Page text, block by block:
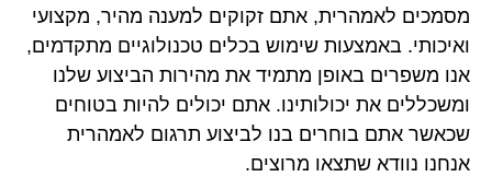
מסמכים לאמהרית, אתם זקוקים למענה מהיר, מקצועי
ואיכותי. באמצעות שימוש בכלים טכנולוגיים מתקדמים,
אנו משפרים באופן מתמיד את מהירות הביצוע שלנו
ומשכללים את יכולותינו. אתם יכולים להיות בטוחים
שכאשר אתם בוחרים בנו לביצוע תרגום לאמהרית
אנחנו נוודא שתצאו מרוצים.